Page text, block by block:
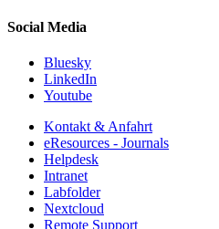
Social Media
Bluesky
LinkedIn
Youtube
Kontakt & Anfahrt
eResources - Journals
Helpdesk
Intranet
Labfolder
Nextcloud
Remote Support